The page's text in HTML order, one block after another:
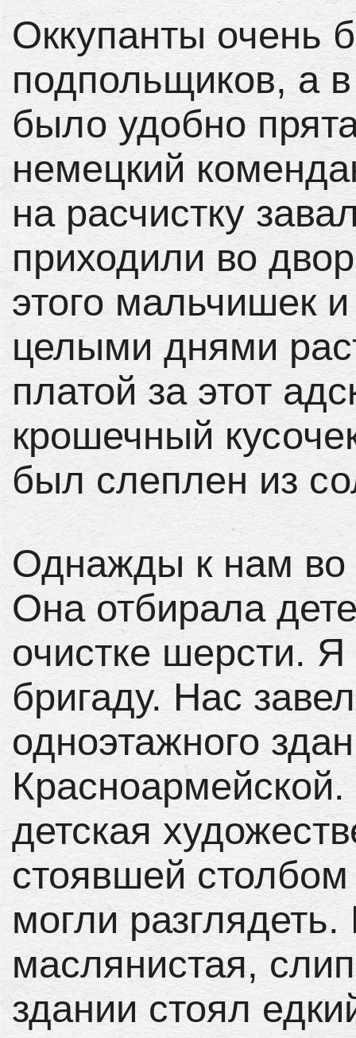
Оккупанты очень
подпольщиков, а в
было удобно
немецкий
на расчистку
приходили во
этого мальчишек
целыми днями
платой за этот
крошечный
был слеплен из
Однажды к нам
Она отбирала
очистке шерсти.
бригаду. Нас
одноэтажного
детская
стоявшей
могли
маслянистая,
здании стоял